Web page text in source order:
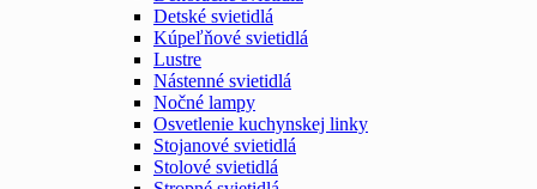
Detské svietidlá
Kúpeľňové svietidlá
Lustre
Nástenné svietidlá
Nočné lampy
Osvetlenie kuchynskej linky
Stojanové svietidlá
Stolové svietidlá